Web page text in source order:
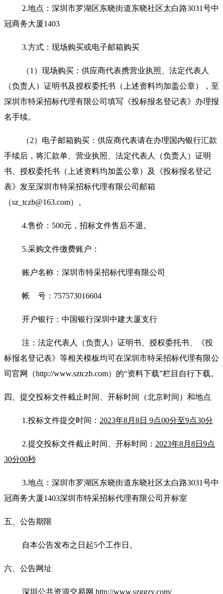
2.地点：深圳市罗湖区东晓街道东晓社区太白路3031号中
冠商务大厦1403
3.方式：现场购买或电子邮箱购买
（1）现场购买：供应商代表携营业执照、法定代表人
（负责人）证明书及授权委托书（上述资料均加盖公章），至
深圳市特采招标代理有限公司填写《投标报名登记表》办理报
名手续。
（2）电子邮箱购买：供应商代表请在办理国内银行汇款
手续后，将汇款单、营业执照、法定代表人（负责人）证明
书、授权委托书（上述资料均加盖公章）及《投标报名登记
表》发至深圳市特采招标代理有限公司邮箱
（sz_tczb@163.com）。
4.售价：500元，招标文件售后不退。
5.采购文件缴费账户：
账户名称：深圳市特采招标代理有限公司
帐 号：757573016604
开户银行：中国银行深圳中建大厦支行
注：法定代表人（负责人）证明书、授权委托书、《投
标报名登记表》等相关模板均可在深圳市特采招标代理有限公
司官网（http://www.sztczb.com）的“资料下载”栏目自行下载。
四、提交投标文件截止时间、开标时间 （北京时间） 和地点
1.投标文件提交时间： 2023年8月8日 9点00分至9点30分
2.提交投标文件截止时间 、开标时间： 2023年8月8日9点
30分00秒
3.地点：深圳市罗湖区东晓街道东晓社区太白路3031号中
冠商务大厦1403深圳市特采招标代理有限公司开标室
五、公告期限
自本公告发布之日起5个工作日。
六、公告网址
深圳公共资源交易网 http://www.szggzy.com/